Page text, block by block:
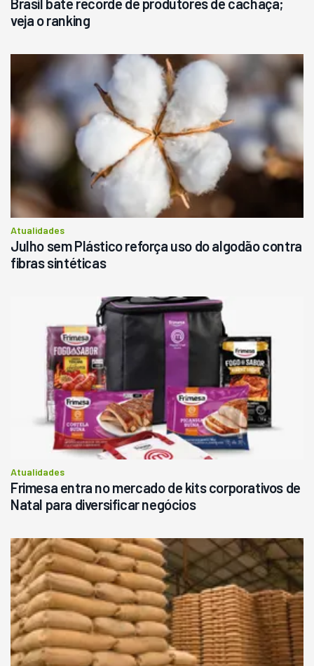
Brasil bate recorde de produtores de cachaça;
veja o ranking
Atualidades
Julho sem Plástico reforça uso do algodão contra
fibras sintéticas
Atualidades
Frimesa entra no mercado de kits corporativos de
Natal para diversificar negócios